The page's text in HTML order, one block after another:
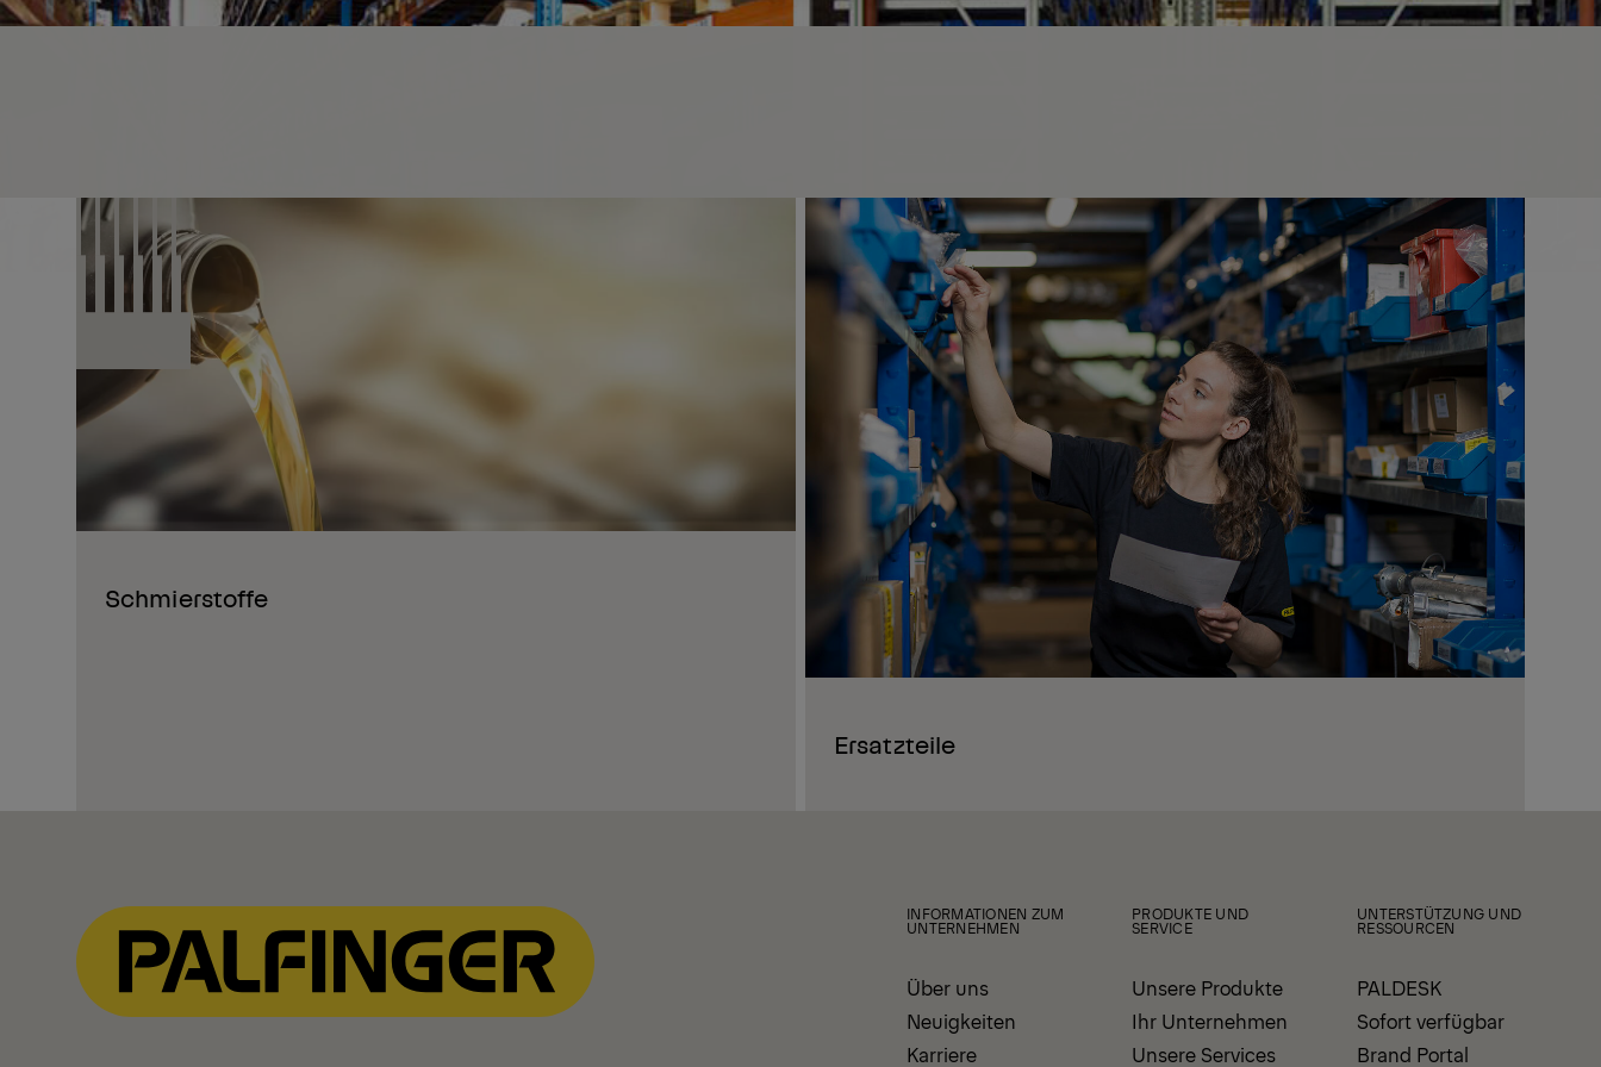
Schmierstoffe
Ersatzteile
INFORMATIONEN ZUM
UNTERNEHMEN
Über uns
Neuigkeiten
Karriere
PRODUKTE UND
SERVICE
Unsere Produkte
Ihr Unternehmen
Unsere Services
UNTERSTÜTZUNG UND
RESSOURCEN
PALDESK
Sofort verfügbar
Brand Portal